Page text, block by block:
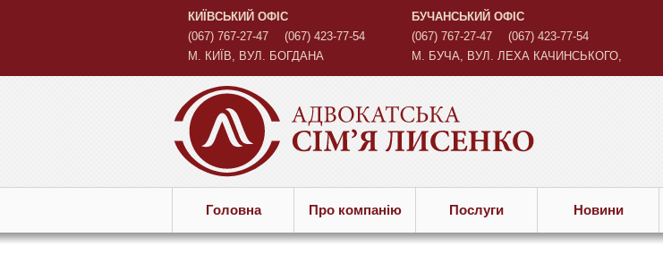
КИЇВСЬКИЙ ОФІС
(067) 767-27-47
(067) 423-77-54
М. КИЇВ, ВУЛ. БОГДАНА
БУЧАНСЬКИЙ ОФІС
(067) 767-27-47
(067) 423-77-54
М. БУЧА, ВУЛ. ЛЕХА КАЧИНСЬКОГО,
Головна Про компанiю Послуги Новини